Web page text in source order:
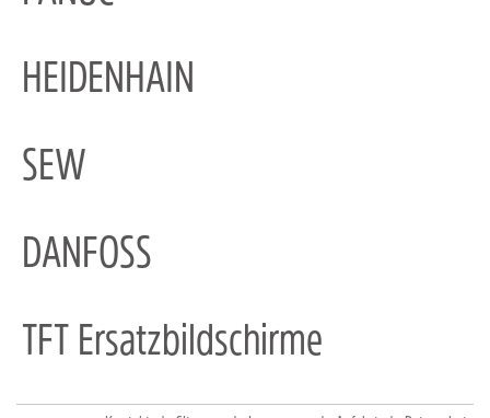
HEIDENHAIN
SEW
DANFOSS
TFT Ersatzbildschirme